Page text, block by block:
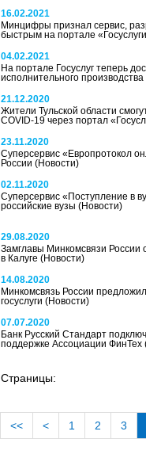
16.02.2021
Минцифры признал сервис,
быстрым на портале
04.02.2021
На портале Госуслуг теперь
исполнительного производства
21.12.2020
Жители Тульской области
COVID-19 через портал
23.11.2020
Суперсервис «Европротокол
России (Новости)
02.11.2020
Суперсервис «Поступление в
российские вузы (Новости)
29.08.2020
Замглавы Минкомсвязи России
в Калуге (Новости)
14.08.2020
Минкомсвязь России
госуслуги (Новости)
07.07.2020
Банк Русский Стандарт
поддержке Ассоциации ФинТех
Страницы:
<< < 1 2 3